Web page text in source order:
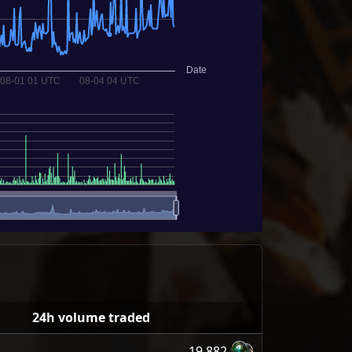
24h volume traded